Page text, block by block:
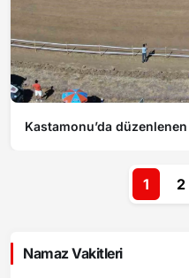
Kastamonu’da
1 2
Namaz Vakitleri